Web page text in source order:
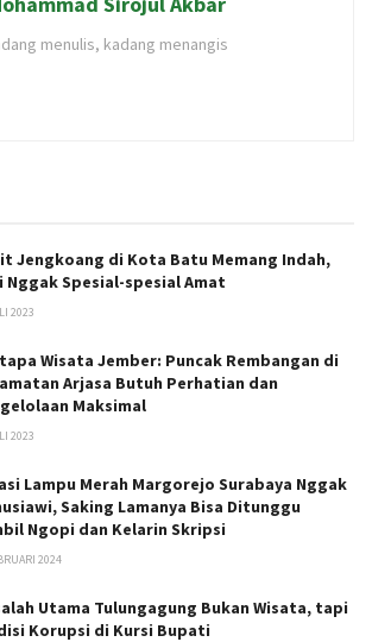
menulis, kadang menangis
Jengkoang di Kota Batu Memang Indah,
Nggak Spesial-spesial Amat
2023
Wisata Jember: Puncak Rembangan di
Arjasa Butuh Perhatian dan
Maksimal
2023
Lampu Merah Margorejo Surabaya Nggak
Saking Lamanya Bisa Ditunggu
Ngopi dan Kelarin Skripsi
2024
Utama Tulungagung Bukan Wisata, tapi
Korupsi di Kursi Bupati